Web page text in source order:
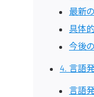
最新
具体
今後
4. 言語
言語